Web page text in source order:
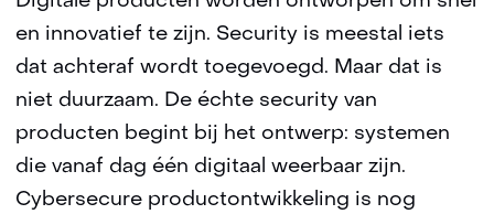
en innovatief te zijn. Security is meestal iets
dat achteraf wordt toegevoegd. Maar dat is
niet duurzaam. De échte security van
producten begint bij het ontwerp: systemen
die vanaf dag één digitaal weerbaar zijn.
Cybersecure productontwikkeling is nog